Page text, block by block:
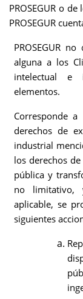
PROSEGUR o
PROSEGUR
PROSEGUR
alguna a los
intelectual e
elementos.
Corresponde a
derechos de
industrial
los derechos
pública y
no limitativo,
aplicable, se
siguientes